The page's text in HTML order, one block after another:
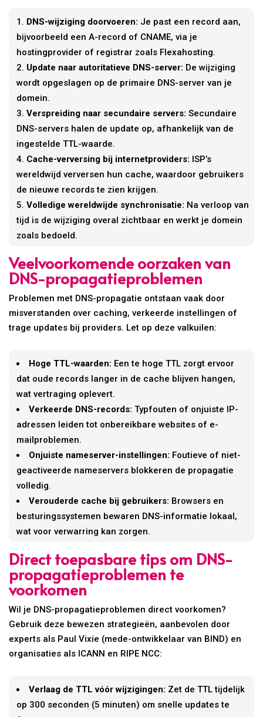
DNS-wijziging doorvoeren: Je past een record aan,
bijvoorbeeld een A-record of CNAME, via je
hostingprovider of registrar zoals Flexahosting.
Update naar autoritatieve DNS-server: De wijziging
wordt opgeslagen op de primaire DNS-server van je
domein.
Verspreiding naar secundaire servers: Secundaire
DNS-servers halen de update op, afhankelijk van de
ingestelde TTL-waarde.
Cache-verversing bij internetproviders: ISP’s
wereldwijd verversen hun cache, waardoor gebruikers
de nieuwe records te zien krijgen.
Volledige wereldwijde synchronisatie: Na verloop van
tijd is de wijziging overal zichtbaar en werkt je domein
zoals bedoeld.
Veelvoorkomende oorzaken van
DNS-propagatieproblemen
Problemen met DNS-propagatie ontstaan vaak door
misverstanden over caching, verkeerde instellingen of
trage updates bij providers. Let op deze valkuilen:
Hoge TTL-waarden: Een te hoge TTL zorgt ervoor
dat oude records langer in de cache blijven hangen,
wat vertraging oplevert.
Verkeerde DNS-records: Typfouten of onjuiste IP-
adressen leiden tot onbereikbare websites of e-
mailproblemen.
Onjuiste nameserver-instellingen: Foutieve of niet-
geactiveerde nameservers blokkeren de propagatie
volledig.
Verouderde cache bij gebruikers: Browsers en
besturingssystemen bewaren DNS-informatie lokaal,
wat voor verwarring kan zorgen.
Direct toepasbare tips om DNS-
propagatieproblemen te
voorkomen
Wil je DNS-propagatieproblemen direct voorkomen?
Gebruik deze bewezen strategieën, aanbevolen door
experts als Paul Vixie (mede-ontwikkelaar van BIND) en
organisaties als ICANN en RIPE NCC:
Verlaag de TTL vóór wijzigingen: Zet de TTL tijdelijk
op 300 seconden (5 minuten) om snelle updates te